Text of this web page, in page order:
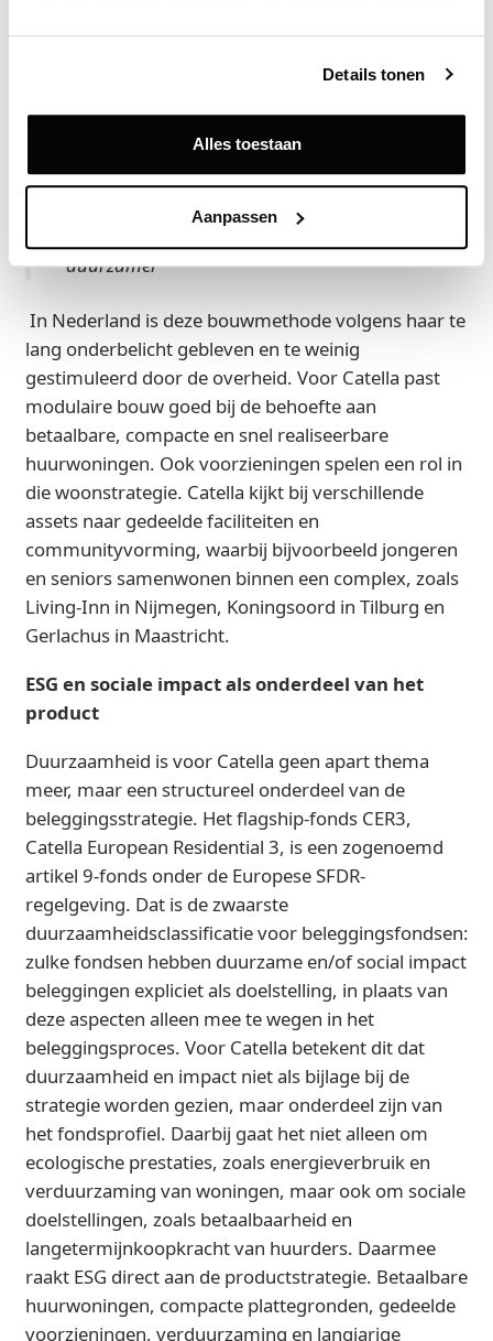
Details tonen
Alles toestaan
Aanpassen
De oplevering wordt in september verwacht. Sea
Tower laat ook zien hoe Catella naar
gebouwd. Strijp-Mulder ziet industrialisatie van de
bouw als een structurele oplossing voor een deel
van de uitdagingen in de woningmarkt.
duurzamer’
In Nederland is deze bouwmethode volgens haar te
lang onderbelicht gebleven en te weinig
gestimuleerd door de overheid. Voor Catella past
modulaire bouw goed bij de behoefte aan
betaalbare, compacte en snel realiseerbare
huurwoningen. Ook voorzieningen spelen een rol in
die woonstrategie. Catella kijkt bij verschillende
assets naar gedeelde faciliteiten en
communityvorming, waarbij bijvoorbeeld jongeren
en seniors samenwonen binnen een complex, zoals
Living-Inn in Nijmegen, Koningsoord in Tilburg en
Gerlachus in Maastricht.
ESG en sociale impact als onderdeel van het
product
Duurzaamheid is voor Catella geen apart thema
meer, maar een structureel onderdeel van de
beleggingsstrategie. Het flagship-fonds CER3,
Catella European Residential 3, is een zogenoemd
artikel 9-fonds onder de Europese SFDR-
regelgeving. Dat is de zwaarste
duurzaamheidsclassificatie voor beleggingsfondsen:
zulke fondsen hebben duurzame en/of social impact
beleggingen expliciet als doelstelling, in plaats van
deze aspecten alleen mee te wegen in het
beleggingsproces. Voor Catella betekent dit dat
duurzaamheid en impact niet als bijlage bij de
strategie worden gezien, maar onderdeel zijn van
het fondsprofiel. Daarbij gaat het niet alleen om
ecologische prestaties, zoals energieverbruik en
verduurzaming van woningen, maar ook om sociale
doelstellingen, zoals betaalbaarheid en
langetermijnkoopkracht van huurders. Daarmee
raakt ESG direct aan de productstrategie. Betaalbare
huurwoningen, compacte plattegronden, gedeelde
voorzieningen, verduurzaming en langjarige